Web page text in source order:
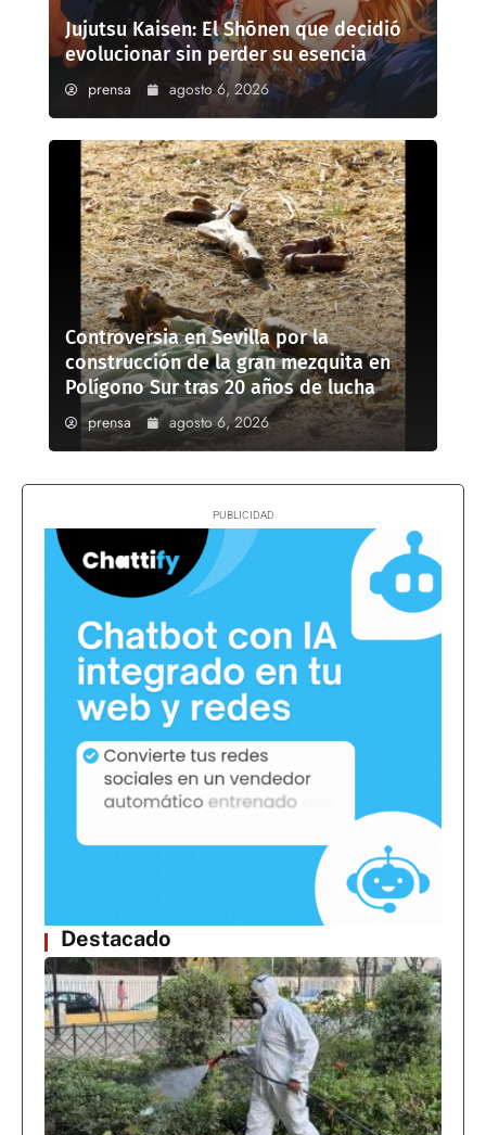
Jujutsu Kaisen: El Shōnen que decidió
evolucionar sin perder su esencia
prensa agosto 6, 2026
Controversia en Sevilla por la
construcción de la gran mezquita en
Polígono Sur tras 20 años de lucha
prensa agosto 6, 2026
Destacado